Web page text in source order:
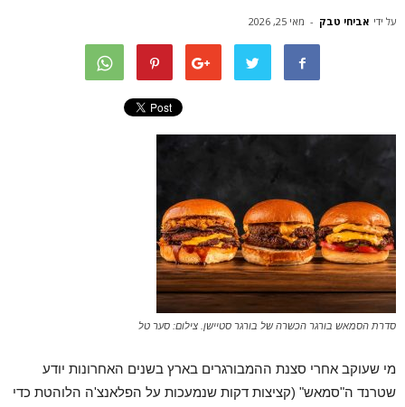
על ידי אביחי טבק - מאי 25, 2026
סדרת הסמאש בורגר הכשרה של בורגר סטיישן. צילום: סער טל
מי שעוקב אחרי סצנת ההמבורגרים בארץ בשנים האחרונות יודע
שטרנד ה"סמאש" (קציצות דקות שנמעכות על הפלאנצ'ה הלוהטת כדי